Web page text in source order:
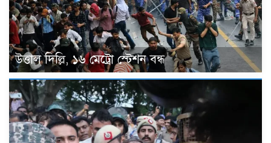
উত্তাল দিল্লি, ১৬ মেট্রো স্টেশন বন্ধ